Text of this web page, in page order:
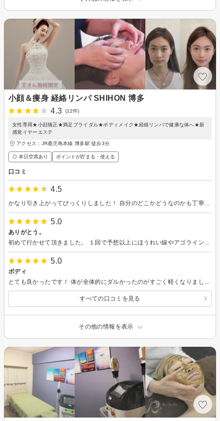
小顔＆痩身 経絡リンパ SHIHON 博多
4.3
(12件)
女性専用★小顔矯正★満足ブライダル★ボディメイク★経絡リンパで健康な体へ★新
感覚イヤーエステ
アクセス：JR鹿児島本線 博多駅 徒歩3分
◎ 本日空席あり ポイントが貯まる・使える
口コミ
4.5
かなり引き上がってびっくりしました！ 自分のどこかどうなのかも丁寧に説明いただきました。 また予約します😊
5.0
ありがとう。
5.0
ボディ
すべての口コミを見る
その他の情報を表示